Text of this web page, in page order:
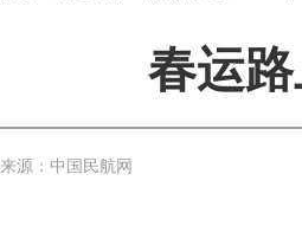
春运
来源：中国民航网